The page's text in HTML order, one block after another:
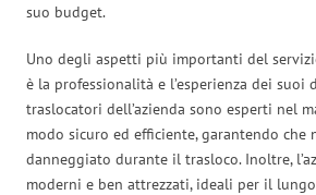
suo budget.
Uno degli aspetti più importanti del
è la professionalità e l’esperienza dei suoi
traslocatori dell’azienda sono esperti nel
modo sicuro ed efficiente, garantendo che
danneggiato durante il trasloco. Inoltre,
moderni e ben attrezzati, ideali per il